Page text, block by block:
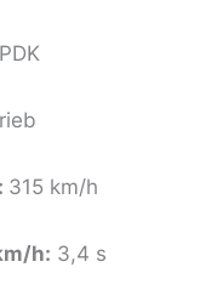
315 km/h
h: 3,4 s